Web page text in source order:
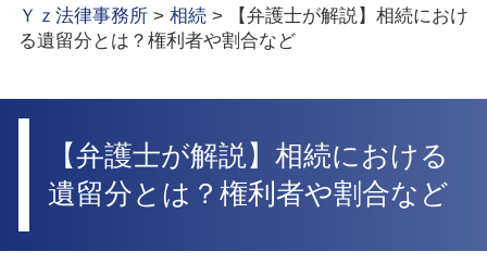
Ｙｚ法律事務所 > 相続 >
【弁護士が解説】相続におけ
る遺留分とは？権利者や割合など
【弁護士が解説】相続における
遺留分とは？権利者や割合など